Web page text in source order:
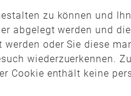
zu können und
abgelegt werden und
oder Sie diese
wiederzuerkennen.
Cookie enthält keine